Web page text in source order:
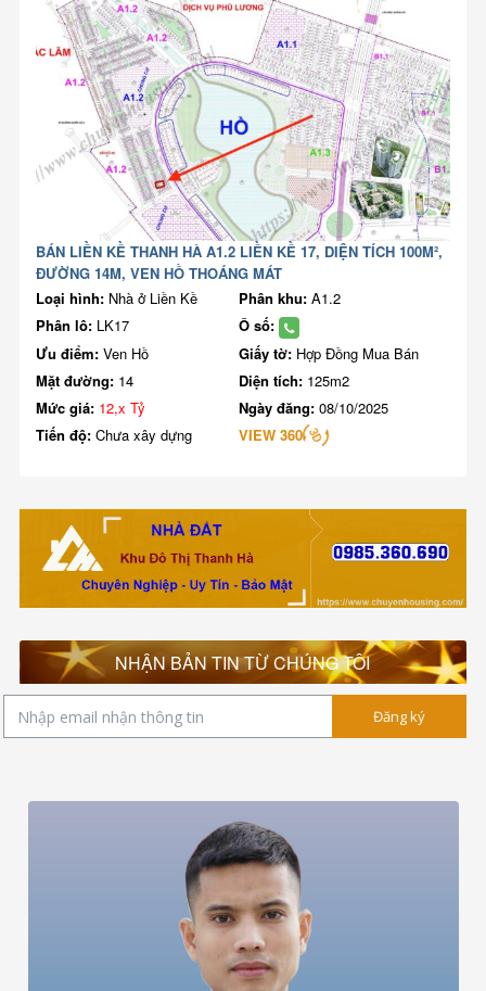
BÁN LIỀN KỀ THANH HÀ A1.2 LIỀN KỀ 17, DIỆN TÍCH 100M²,
ĐƯỜNG 14M, VEN HỒ THOÁNG MÁT
Loại hình: Nhà ở Liền Kề Phân khu: A1.2
Phân lô: LK17
Ô số:
Ưu điểm: Ven Hồ Giấy tờ: Hợp Đồng Mua Bán
Mặt đường: 14 Diện tích: 125m2
Mức giá: 12,x Tỷ Ngày đăng: 08/10/2025
Tiến độ: Chưa xây dựng VIEW 360
NHẬN BẢN TIN TỪ CHÚNG TÔI
Đăng ký